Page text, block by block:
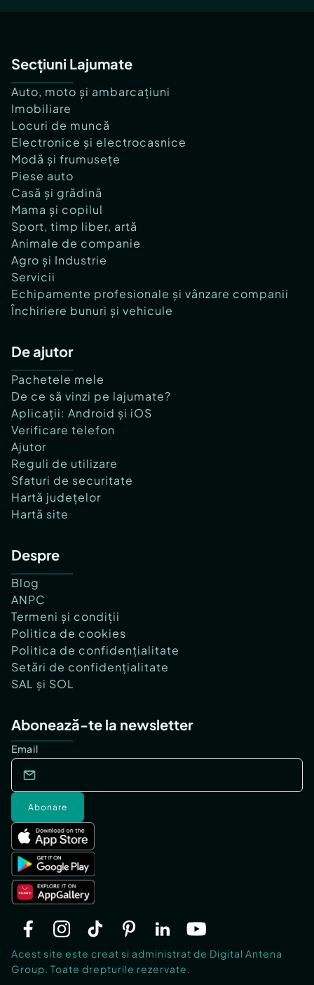
Secțiuni Lajumate
Auto, moto și ambarcațiuni
Imobiliare
Locuri de muncă
Electronice și electrocasnice
Modă și frumusețe
Piese auto
Casă și grădină
Mama și copilul
Sport, timp liber, artă
Animale de companie
Agro și Industrie
Servicii
Echipamente profesionale și vânzare companii
Închiriere bunuri și vehicule
De ajutor
Pachetele mele
De ce să vinzi pe lajumate?
Aplicații: Android și iOS
Verificare telefon
Ajutor
Reguli de utilizare
Sfaturi de securitate
Hartă județelor
Hartă site
Despre
Blog
ANPC
Termeni și condiții
Politica de cookies
Politica de confidențialitate
Setări de confidențialitate
SAL și SOL
Abonează-te la newsletter
Email
Abonare
Acest site este creat si administrat de Digital Antena
Group. Toate drepturile rezervate.